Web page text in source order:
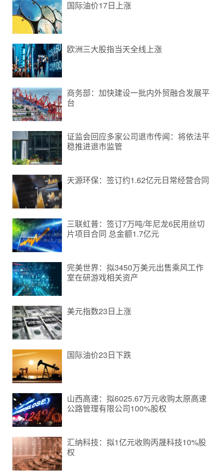
国际油价17日上涨
欧洲三大股指当天全线上涨
商务部：加快建设一批内外贸融合发展平
台
证监会回应多家公司退市传闻：将依法平
稳推进退市监管
天源环保：签订约1.62亿元日常经营合同
三联虹普：签订7万吨/年尼龙6民用丝切
片项目合同 总金额1.7亿元
完美世界：拟3450万美元出售乘风工作
室在研游戏相关资产
美元指数23日上涨
国际油价23日下跌
山西高速：拟6025.67万元收购太原高速
公路管理有限公司100%股权
汇纳科技：拟1亿元收购丙晟科技10%股
权